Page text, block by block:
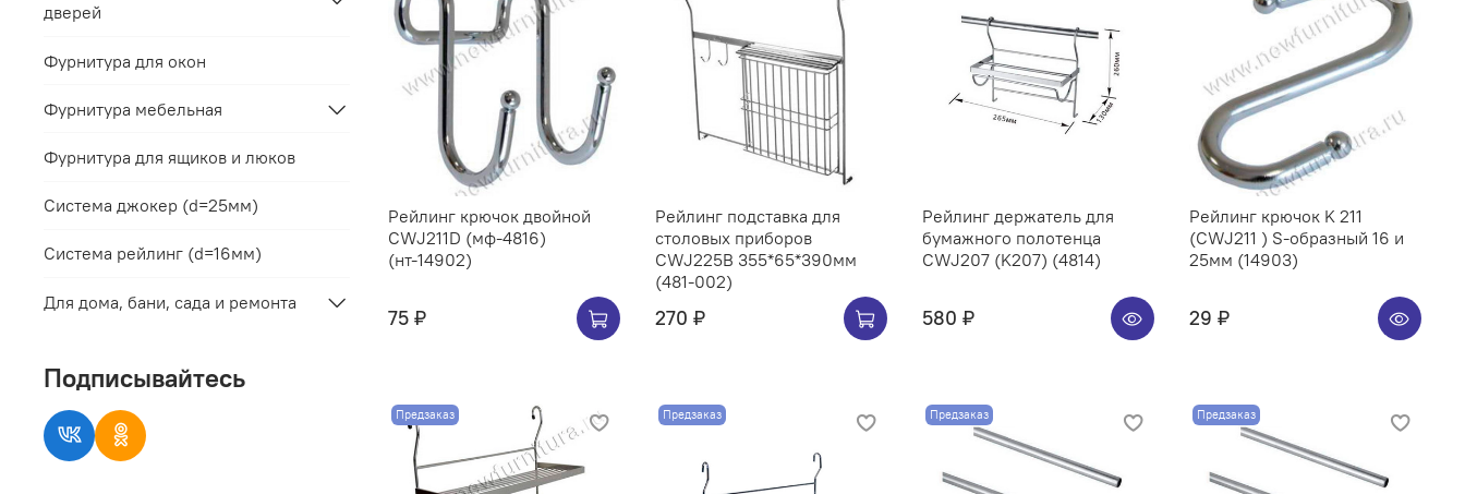
Рейлинг крючок двойной
CWJ211D (мф-4816)
(нт-14902)
75 ₽
Рейлинг подставка для
столовых приборов
CWJ225B 355*65*390мм
(481-002)
270 ₽
Рейлинг держатель для
бумажного полотенца
CWJ207 (K207) (4814)
580 ₽
Рейлинг крючок K 211
(CWJ211 ) S-образный 16 и
25мм (14903)
29 ₽
Предзаказ Предзаказ Предзаказ Предзаказ
дверей
Фурнитура для окон
Фурнитура мебельная
Фурнитура для ящиков и люков
Система джокер (d=25мм)
Система рейлинг (d=16мм)
Для дома, бани, сада и ремонта
Подписывайтесь